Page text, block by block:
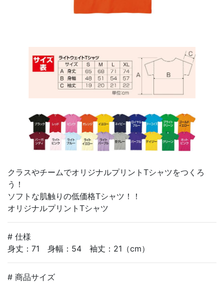
クラスやチームでオリジナルプリントTシャツをつくろ
う！
ソフトな肌触りの低価格Tシャツ！！
オリジナルプリントTシャツ
# 仕様
身丈：71 身幅：54 袖丈：21（cm）
# 商品サイズ